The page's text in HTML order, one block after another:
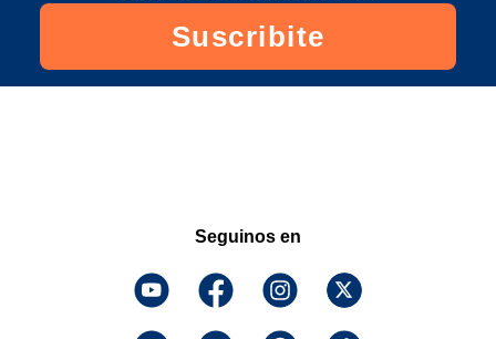
Suscribite
Seguinos en